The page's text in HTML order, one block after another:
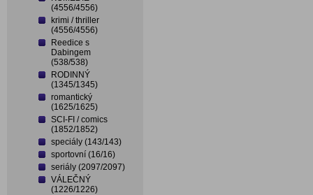
(4556/4556)
krimi / thriller
(4556/4556)
Reedice s
Dabingem
(538/538)
RODINNÝ
(1345/1345)
romantický
(1625/1625)
SCI-FI / comics
(1852/1852)
speciály (143/143)
sportovní (16/16)
seriály (2097/2097)
VÁLEČNÝ
(1226/1226)